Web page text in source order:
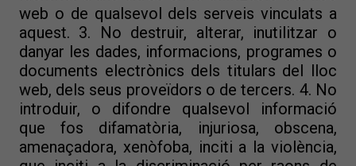
web o de qualsevol dels serveis vinculats a
aquest. 3. No destruir, alterar, inutilitzar o
danyar les dades, informacions, programes o
documents electrònics dels titulars del lloc
web, dels seus proveïdors o de tercers. 4. No
introduir, o difondre qualsevol informació
que fos difamatòria, injuriosa, obscena,
amenaçadora, xenòfoba, inciti a la violència,